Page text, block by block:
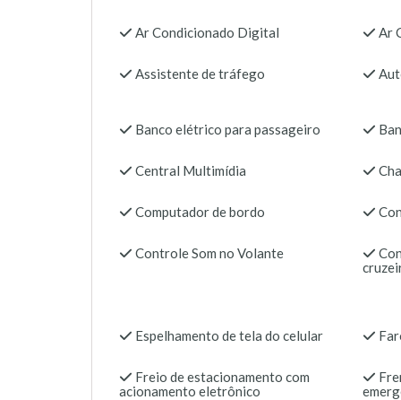
Ar Condicionado Digital Ar
Assistente de tráfego
Banco elétrico para passageiro
Central Multimídia
Computador de bordo
Controle Som no Volante
Espelhamento de tela do celular
Freio de estacionamento com
acionamento eletrônico